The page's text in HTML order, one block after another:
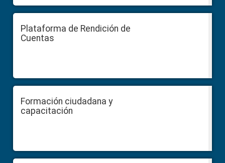
Plataforma de Rendición de
Cuentas
Formación ciudadana y
capacitación